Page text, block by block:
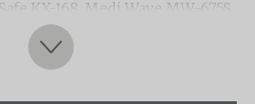
KX-168, Medi Wave MW-675S,
Safe Drive 2, Alkotestare
Tester FiT 208R och